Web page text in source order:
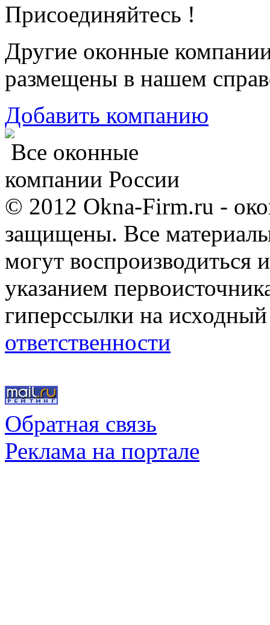
Присоединяйтесь !
Другие оконные
размещены в нашем
Добавить компанию
Все оконные
компании России
© 2012 Okna-Firm.ru -
защищены. Все
могут воспроизводиться
указанием
гиперссылки на
ответственности
Обратная связь
Реклама на портале